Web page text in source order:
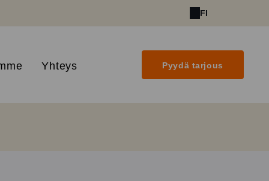
FI
Yhteys Pyydä tarjous